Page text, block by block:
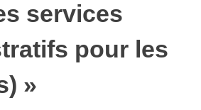
services
pour les
»